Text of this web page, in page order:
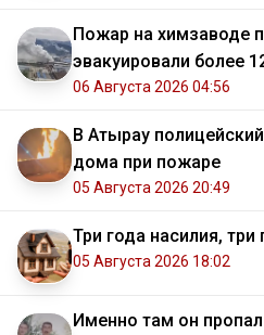
Пожар на химзаводе
эвакуировали более
06 Августа 2026 04:56
В Атырау
дома при пожаре
05 Августа 2026 20:49
Три года насилия,
05 Августа 2026 18:02
Именно там он